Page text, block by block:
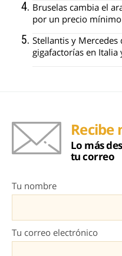
Bruselas cambia el
por un precio
Stellantis y Mercedes
gigafactorías en Italia
Lo más
tu correo
Tu nombre
Tu correo electrónico